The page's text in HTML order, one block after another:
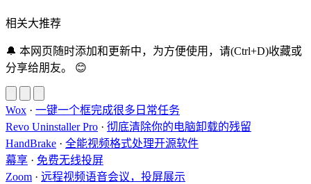
相关大推荐
🔔 本网页随时添加和更新中，为方便使用，请(Ctrl+D)收藏或
分享给朋友。 😊
Wox · 一键一个框完成很多日常任务
Revo Uninstaller Pro · 彻底清除你的电脑卸载的残留
HandBrake · 全能视频格式处理开源软件
幕享 · 免费无线投屏
Zoom · 远程视频语音会议，投屏展示